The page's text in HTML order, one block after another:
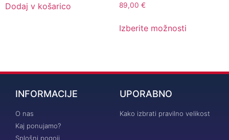
Dodaj v košarico 89,00 €
Izberite možnosti
INFORMACIJE
O nas
Kaj ponujamo?
Splošni pogoji
UPORABNO
Kako izbrati pravilno velikost